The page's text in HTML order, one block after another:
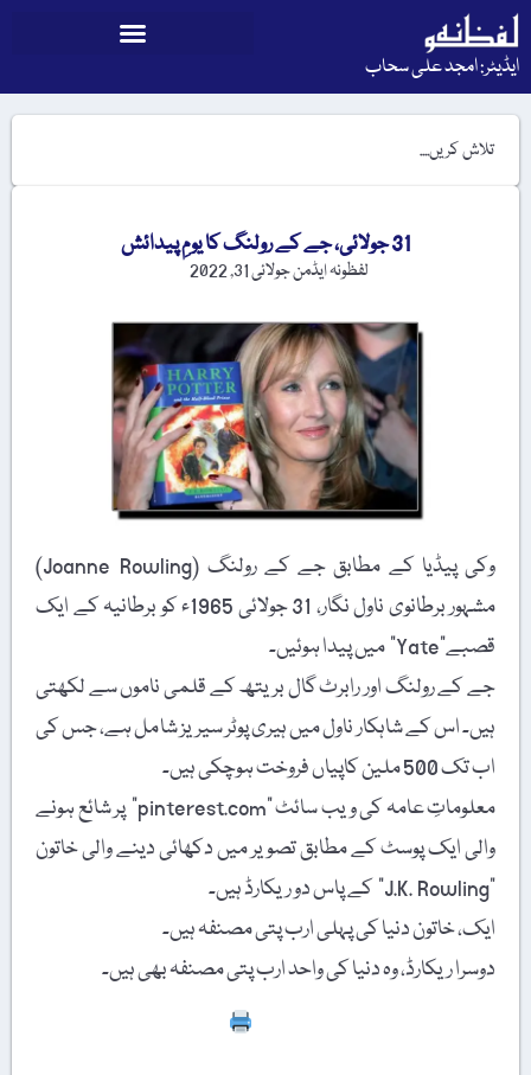
ایڈیٹر: امجد علی سحاب
31 جولائی، جے کے رولنگ کا یومِ پیدائش
لفظونہ ایڈمنجولائی 31, 2022
وکی پیڈیا کے مطابق جے کے رولنگ (Joanne Rowling)
مشہور برطانوی ناول نگار، 31 جولائی 1965ء کو برطانیہ کے ایک
قصبے”Yate” میں پیدا ہوئیں۔
جے کے رولنگ اور رابرٹ گال بریتھ کے قلمی ناموں سے لکھتی
ہیں۔ اس کے شاہکار ناول میں ہیری پوٹر سیریز شامل ہے، جس کی
اب تک 500 ملین کاپیاں فروخت ہوچکی ہیں۔
معلوماتِ عامہ کی ویب سائٹ "pinterest.com” پر شائع ہونے
والی ایک پوسٹ کے مطابق تصویر میں دکھائی دینے والی خاتون
"J.K. Rowling” کے پاس دو ریکارڈ ہیں۔
ایک، خاتون دنیا کی پہلی ارب پتی مصنفہ ہیں۔
دوسرا ریکارڈ، وہ دنیا کی واحد ارب پتی مصنفہ بھی ہیں۔